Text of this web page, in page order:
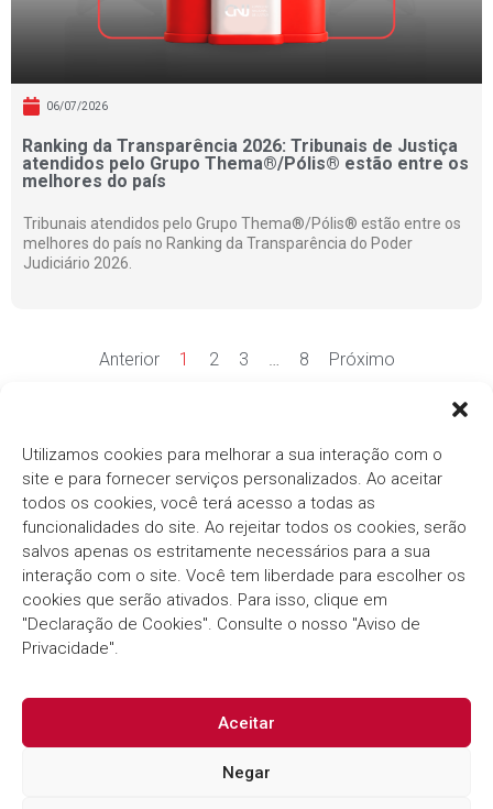
Utilizamos cookies para melhorar a sua interação com o
site e para fornecer serviços personalizados. Ao aceitar
todos os cookies, você terá acesso a todas as
funcionalidades do site. Ao rejeitar todos os cookies, serão
salvos apenas os estritamente necessários para a sua
interação com o site. Você tem liberdade para escolher os
cookies que serão ativados. Para isso, clique em
"Declaração de Cookies". Consulte o nosso "Aviso de
Privacidade".
Aceitar
Negar
06/07/2026
Ranking da Transparência 2026: Tribunais de Justiça
atendidos pelo Grupo Thema®/Pólis® estão entre os
melhores do país
Tribunais atendidos pelo Grupo Thema®/Pólis® estão entre os
melhores do país no Ranking da Transparência do Poder
Judiciário 2026.
Anterior 1 2 3 8 Próximo
Há mais de três décadas, oGrupo Thema®/Pólis®
segue com o compromisso em fornecer soluções
inovadoras e eficientes para o Setor Público.